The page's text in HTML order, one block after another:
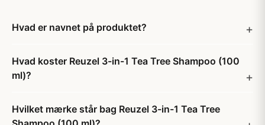
Hvad er navnet på produktet?
Hvad koster Reuzel 3-in-1 Tea Tree Shampoo (100
ml)?
Hvilket mærke står bag Reuzel 3-in-1 Tea Tree